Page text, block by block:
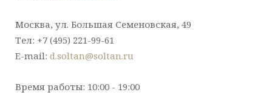
Москва, ул. Большая Семеновская, 49
Тел: +7 (495) 221-99-61
E-mail: d.soltan@soltan.ru
Время работы: 10:00 - 19:00